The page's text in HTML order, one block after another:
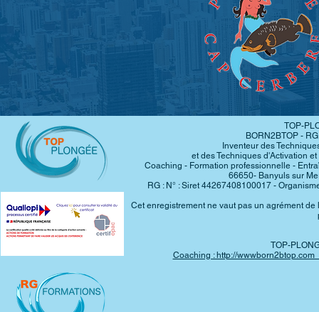
TOP-
BORN2BTOP -
Inventeur des
et des Techniques d'Activation
Coaching - Formation professionnelle -
66650- Banyuls sur
RG : N° : Siret 44267408100017 -
Cet enregistrement ne vaut pas un agrément
TOP-
Coaching : http://